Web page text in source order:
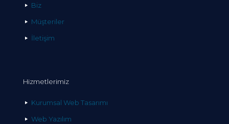
Biz
Müşteriler
İletişim
Hizmetlerimiz
Kurumsal Web Tasarımı
Web Yazılım